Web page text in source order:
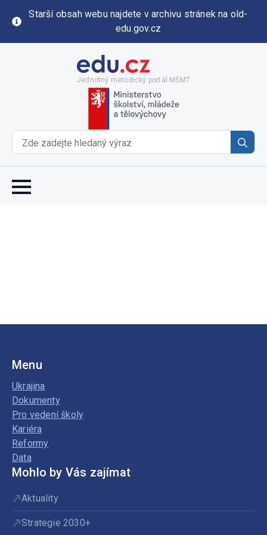
Starší obsah webu najdete v archivu stránek na old-
edu.gov.cz
Jednotný metodický portál MŠMT
for:
Menu
Ukrajina
Dokumenty
Pro vedení školy
Kariéra
Reformy
Data
Mohlo by Vás zajímat
Aktuality
Strategie 2030+